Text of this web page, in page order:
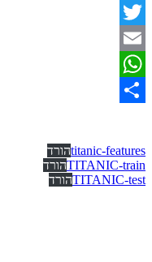
titanic-הורד
הורד
הורד